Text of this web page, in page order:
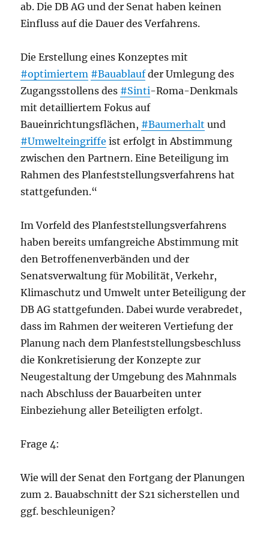
ab. Die DB AG und der Senat haben keinen
Einfluss auf die Dauer des Verfahrens.
Die Erstellung eines Konzeptes mit
#optimiertem #Bauablaufder Umlegung des
Zugangsstollens des #Sinti-Roma-Denkmals
mit detailliertem Fokus auf
Baueinrichtungsflächen, #Baumerhalt und
#Umwelteingriffe ist erfolgt in Abstimmung
zwischen den Partnern. Eine Beteiligung im
Rahmen des Planfeststellungsverfahrens hat
stattgefunden.“
Im Vorfeld des Planfeststellungsverfahrens
haben bereits umfangreiche Abstimmung mit
den Betroffenenverbänden und der
Senatsverwaltung für Mobilität, Verkehr,
Klimaschutz und Umwelt unter Beteiligung der
DB AG stattgefunden. Dabei wurde verabredet,
dass im Rahmen der weiteren Vertiefung der
Planung nach dem Planfeststellungsbeschluss
die Konkretisierung der Konzepte zur
Neugestaltung der Umgebung des Mahnmals
nach Abschluss der Bauarbeiten unter
Einbeziehung aller Beteiligten erfolgt.
Frage 4:
Wie will der Senat den Fortgang der Planungen
zum 2. Bauabschnitt der S21 sicherstellen und
ggf. beschleunigen?